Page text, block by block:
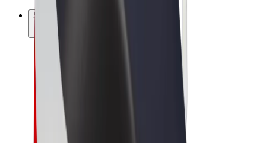
Services
Trajets
Trottinettes électriques
Bolt Market
Bolt Food
Bolt Drive